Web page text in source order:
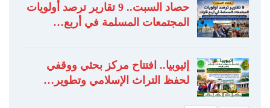
حصاد السبت.. 9 تقارير ترصد أولويات
المجتمعات المسلمة في أربع…
إثيوبيا.. افتتاح مركز بحثي ووقفي
لحفظ التراث الإسلامي وتطوير…